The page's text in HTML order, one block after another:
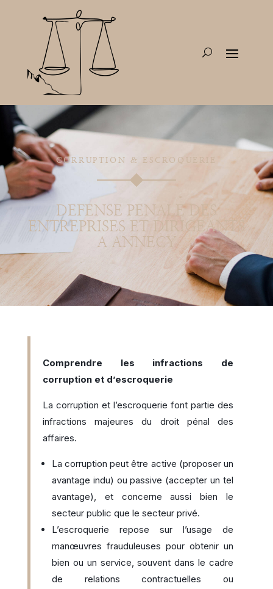
CORRUPTION & ESCROQUERIE
DEFENSE PENALE DES
ENTREPRISES ET DIRIGEANTS
A ANNECY
Comprendre les infractions de
corruption et d’escroquerie
La corruption et l’escroquerie font partie des
infractions majeures du droit pénal des
affaires.
La corruption peut être active (proposer un
avantage indu) ou passive (accepter un tel
avantage), et concerne aussi bien le
secteur public que le secteur privé.
L’escroquerie repose sur l’usage de
manœuvres frauduleuses pour obtenir un
bien ou un service, souvent dans le cadre
de relations contractuelles ou